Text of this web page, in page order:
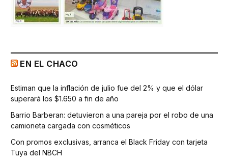
EN EL CHACO
Estiman que la inflación de julio fue del 2% y que el dólar
superará los $1.650 a fin de año
Barrio Barberan: detuvieron a una pareja por el robo de una
camioneta cargada con cosméticos
Con promos exclusivas, arranca el Black Friday con tarjeta
Tuya del NBCH